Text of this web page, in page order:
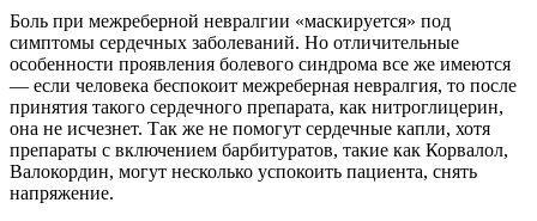
Боль при межреберной невралгии «маскируется» под
симптомы сердечных заболеваний. Но отличительные
особенности проявления болевого синдрома все же имеются
— если человека беспокоит межреберная невралгия, то после
принятия такого сердечного препарата, как нитроглицерин,
она не исчезнет. Так же не помогут сердечные капли, хотя
препараты с включением барбитуратов, такие как Корвалол,
Валокордин, могут несколько успокоить пациента, снять
напряжение.